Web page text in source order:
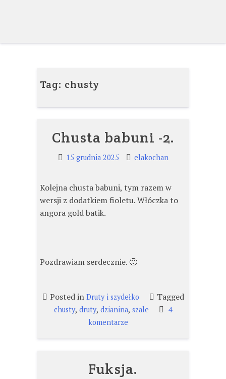
Tag: chusty
Chusta babuni -2.
15 grudnia 2025 elakochan
Kolejna chusta babuni, tym razem w
wersji z dodatkiem fioletu. Włóczka to
angora gold batik.
Pozdrawiam serdecznie. 🙂
Posted in Druty i szydełko Tagged
chusty, druty, dzianina, szale
4
komentarzedo
Fuksja.